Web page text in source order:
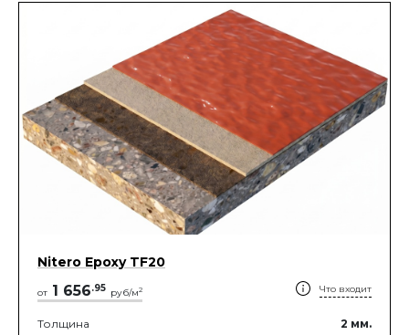
Nitero Epoxy TF20
от 1 656.95 руб/м2 Что входит
Толщина 2 мм.